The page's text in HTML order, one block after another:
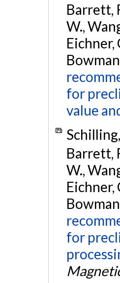
Barrett,
W.,
Eichner,
for
value
Barrett,
W.,
Eichner,
for